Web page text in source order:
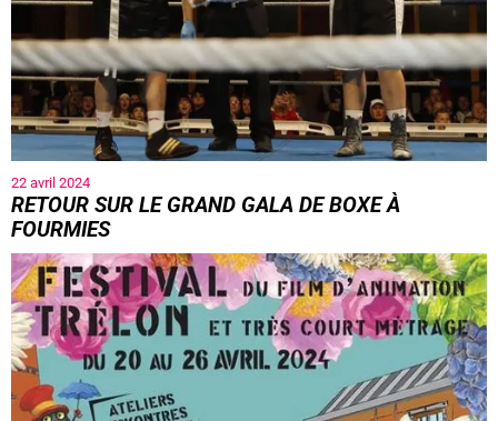
22 avril 2024
RETOUR SUR LE GRAND GALA DE BOXE À
FOURMIES